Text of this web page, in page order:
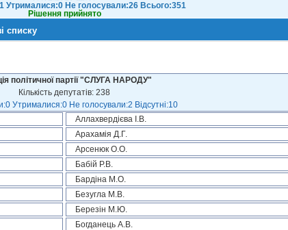
Утрималися:0 Не голосували:26 Всього:351
Рішення прийнято
списку
політичної партії "СЛУГА НАРОДУ"
Кількість депутатів: 238
Утрималися:0 Не голосували:2 Відсутні:10
Аллахвердієва І.В.
Арахамія Д.Г.
Арсенюк О.О.
Бабій Р.В.
Бардіна М.О.
Безугла М.В.
Березін М.Ю.
Богданець А.В.